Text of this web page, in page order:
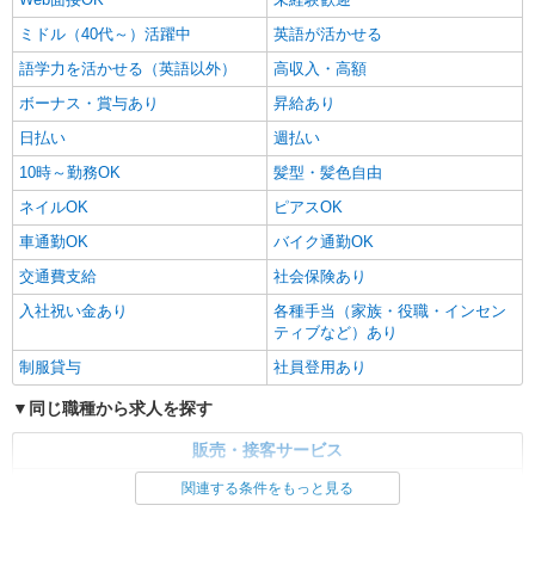
ミドル（40代～）活躍中
英語が活かせる
語学力を活かせる（英語以外）
高収入・高額
ボーナス・賞与あり
昇給あり
日払い
週払い
10時～勤務OK
髪型・髪色自由
ネイルOK
ピアスOK
車通勤OK
バイク通勤OK
交通費支給
社会保険あり
入社祝い金あり
各種手当（家族・役職・インセン
ティブなど）あり
制服貸与
社員登用あり
同じ職種から求人を探す
販売・接客サービス
関連する条件をもっと見る